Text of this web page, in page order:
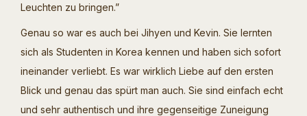
Leuchten zu bringen.”
Genau so war es auch bei Jihyen und Kevin. Sie lernten
sich als Studenten in Korea kennen und haben sich sofort
ineinander verliebt. Es war wirklich Liebe auf den ersten
Blick und genau das spürt man auch. Sie sind einfach echt
und sehr authentisch und ihre gegenseitige Zuneigung